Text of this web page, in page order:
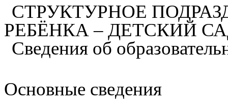
СТРУКТУРНОЕ
РЕБЁНКА – ДЕТСКИЙ
Сведения об
Основные сведения